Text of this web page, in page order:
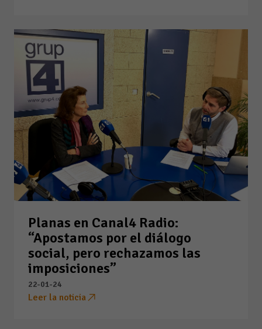
Planas en Canal4 Radio:
“Apostamos por el diálogo
social, pero rechazamos las
imposiciones”
22-01-24
Leer la noticia